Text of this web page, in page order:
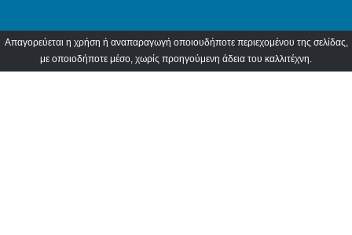
Απαγορεύεται η χρήση ή αναπαραγωγή οποιουδήποτε περιεχομένου της σελίδας,
με οποιοδήποτε μέσο, χωρίς προηγούμενη άδεια του καλλιτέχνη.